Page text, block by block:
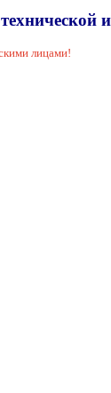
лицами!